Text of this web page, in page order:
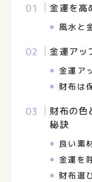
金運を高
風水と
金運アッ
金運ア
財布は
財布の色
秘訣
良い素
金運を
財布選